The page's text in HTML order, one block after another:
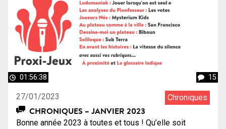
01:56:38 15
27/01/2023 Chroniques
CHRONIQUES – JANVIER 2023
Bonne année 2023 à toutes et tous ! Qu’elle soit